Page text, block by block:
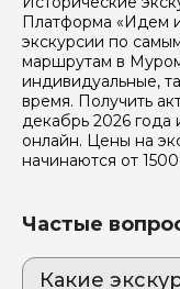
Платформа «Идем
экскурсии по
маршрутам в
индивидуальные,
время. Получить
декабрь 2026
онлайн. Цены на
начинаются от
Частые
Какие